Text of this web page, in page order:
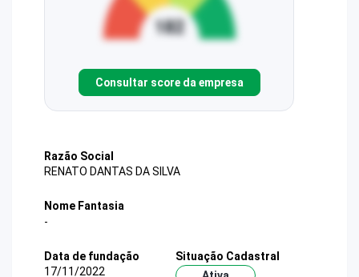
Consultar score da empresa
Razão Social
RENATO DANTAS DA SILVA
Nome Fantasia
-
Data de fundação
17/11/2022
Situação Cadastral